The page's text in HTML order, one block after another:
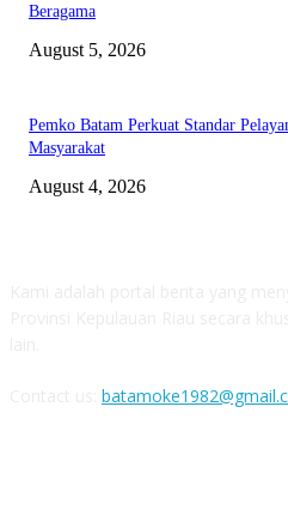
Beragama
August 5, 2026
Pemko Batam Perkuat Standar
Masyarakat
August 4, 2026